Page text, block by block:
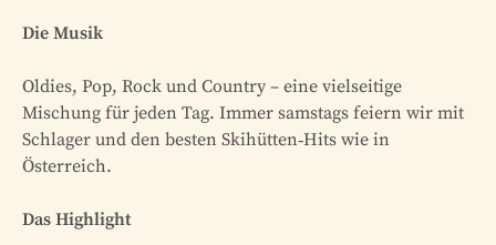
Die Musik
Oldies, Pop, Rock und Country – eine vielseitige
Mischung für jeden Tag. Immer samstags feiern wir mit
Schlager und den besten Skihütten‑Hits wie in
Österreich.
Das Highlight